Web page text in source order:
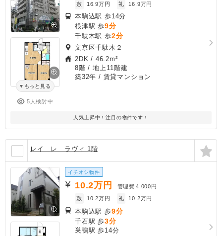
もっと見る
5人検討中
敷
16.9万円 礼 16.9万円
本駒込駅 歩14分
根津駅 歩9分
千駄木駅 歩2分
文京区千駄木２
2DK / 46.2m²
8階 / 地上11階建
築32年 / 賃貸マンション
人気上昇中！注目の物件です！
レイ レ ラヴィ 1階
イチオシ物件
10.2万円 管理費 4,000円
敷
10.2万円 礼 10.2万円
本駒込駅 歩9分
千石駅 歩3分
巣鴨駅 歩14分